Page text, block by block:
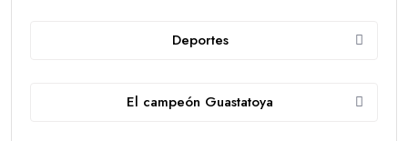
Deportes
El campeón Guastatoya